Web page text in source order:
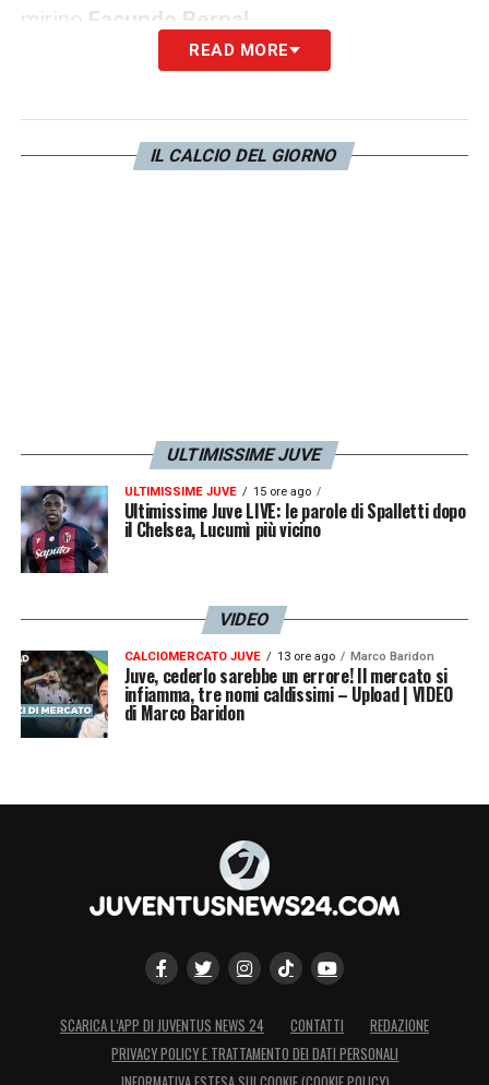
mirino Facundo Bernal
Il centrocampista classe 2003, di proprietà
scadenza nel2028, è seguito molto
attentamente anche daNapolieBologna
READ MORE
IL CALCIO DEL GIORNO
ULTIMISSIME JUVE
ULTIMISSIME JUVE 15 ore ago
Ultimissime Juve LIVE: le parole di Spalletti dopo
il Chelsea, Lucumì più vicino
VIDEO
CALCIOMERCATO JUVE 13 ore ago Marco Baridon
Juve, cederlo sarebbe un errore! Il mercato si
infiamma, tre nomi caldissimi – Upload | VIDEO
di Marco Baridon
SCARICA L’APP DI JUVENTUS NEWS 24 CONTATTI
REDAZIONE
PRIVACY POLICY E TRATTAMENTO DEI DATI PERSONALI